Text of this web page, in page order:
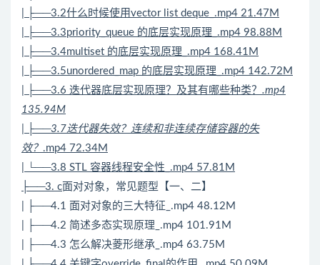
| ├──3.2什么时候使用vector list deque_.mp4 21.47M
| ├──3.3priority_queue 的底层实现原理_.mp4 98.88M
| ├──3.4multiset 的底层实现原理_.mp4 168.41M
| ├──3.5unordered_map 的底层实现原理_.mp4 142.72M
| ├──3.6 迭代器底层实现原理？及其有哪些种类？ .mp4
135.94M
| ├──3.7迭代器失效？连续和非连续存储容器的失
效？ .mp4 72.34M
| └──3.8 STL 容器线程安全性_.mp4 57.81M
├──3. c面对对象，常见题型【一、二】
| ├──4.1 面对对象的三大特征_.mp4 48.12M
| ├──4.2 简述多态实现原理_.mp4 101.91M
| ├──4.3 怎么解决菱形继承_.mp4 63.75M